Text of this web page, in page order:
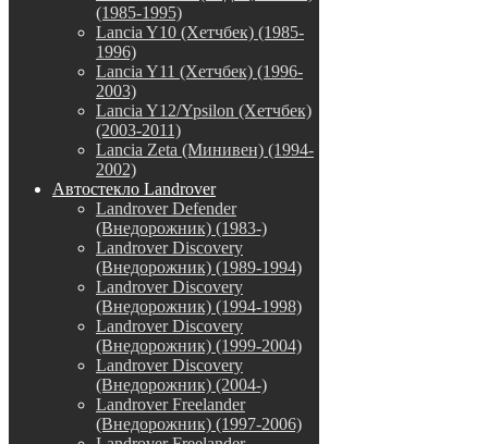
(1985-1995)
Lancia Y10 (Хетчбек) (1985-
1996)
Lancia Y11 (Хетчбек) (1996-
2003)
Lancia Y12/Ypsilon (Хетчбек)
(2003-2011)
Lancia Zeta (Минивен) (1994-
2002)
Автостекло Landrover
Landrover Defender
(Внедорожник) (1983-)
Landrover Discovery
(Внедорожник) (1989-1994)
Landrover Discovery
(Внедорожник) (1994-1998)
Landrover Discovery
(Внедорожник) (1999-2004)
Landrover Discovery
(Внедорожник) (2004-)
Landrover Freelander
(Внедорожник) (1997-2006)